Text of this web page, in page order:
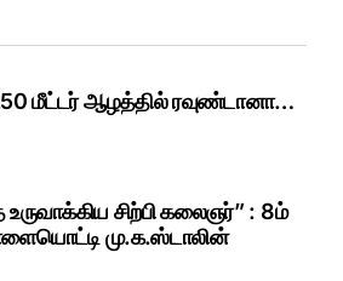
மீட்டர் ஆழத்தில் ரவுண்டானா…
சிற்பி கலைஞர்” : 8ம்
மு.க.ஸ்டாலின்